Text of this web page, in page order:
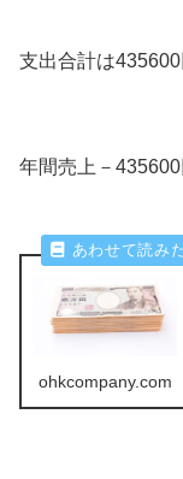
支出合計は435600
年間売上－435600
ohkcompany.com